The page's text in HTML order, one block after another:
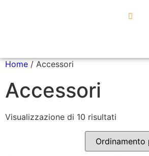
Home / Accessori
Accessori
Visualizzazione di 10 risultati